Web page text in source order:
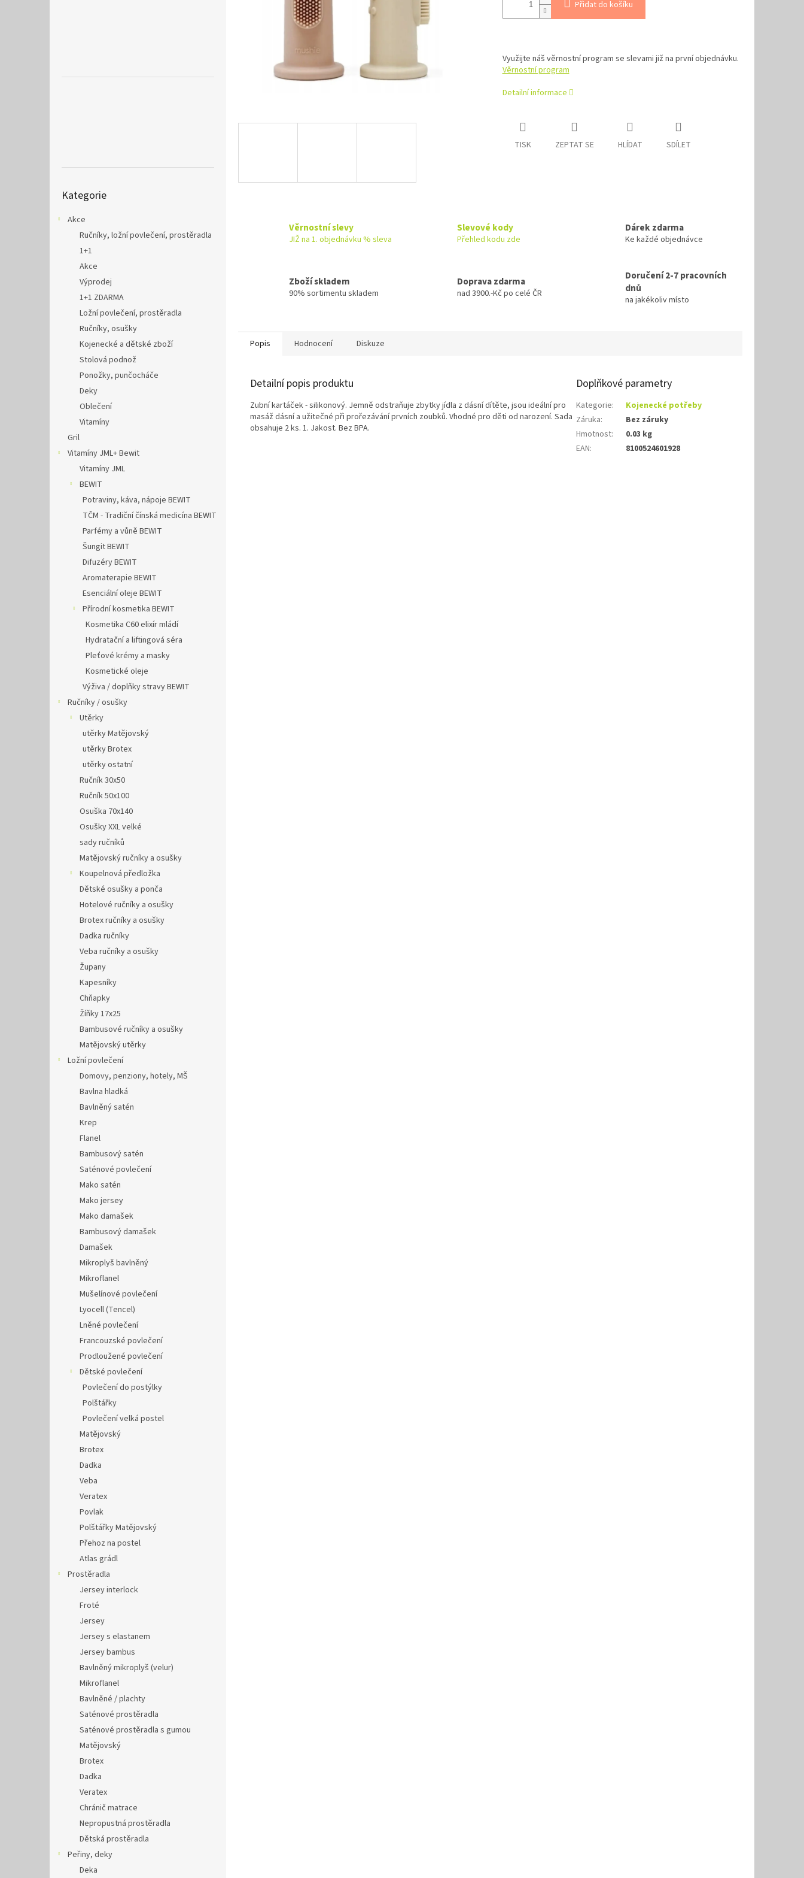
kategorie
Kategorie
Akce
Ručníky, ložní povlečení, prostěradla
1+1
Akce
Výprodej
1+1 ZDARMA
Ložní povlečení, prostěradla
Ručníky, osušky
Kojenecké a dětské zboží
Stolová podnož
Ponožky, punčocháče
Deky
Oblečení
Vitamíny
Gril
Vitamíny JML+ Bewit
Vitamíny JML
BEWIT
Potraviny, káva, nápoje BEWIT
TČM - Tradiční čínská medicína BEWIT
Parfémy a vůně BEWIT
Šungit BEWIT
Difuzéry BEWIT
Aromaterapie BEWIT
Esenciální oleje BEWIT
Přírodní kosmetika BEWIT
Kosmetika C60 elixír mládí
Hydratační a liftingová séra
Pleťové krémy a masky
Kosmetické oleje
Výživa / doplňky stravy BEWIT
Ručníky / osušky
Utěrky
utěrky Matějovský
utěrky Brotex
utěrky ostatní
Ručník 30x50
Ručník 50x100
Osuška 70x140
Osušky XXL velké
sady ručníků
Matějovský ručníky a osušky
Koupelnová předložka
Dětské osušky a ponča
Hotelové ručníky a osušky
Brotex ručníky a osušky
Dadka ručníky
Veba ručníky a osušky
Župany
Kapesníky
Chňapky
Žíňky 17x25
Bambusové ručníky a osušky
Matějovský utěrky
Ložní povlečení
Domovy, penziony, hotely, MŠ
Bavlna hladká
Bavlněný satén
Krep
Flanel
Bambusový satén
Saténové povlečení
Mako satén
Mako jersey
Mako damašek
Bambusový damašek
Damašek
Mikroplyš bavlněný
Mikroflanel
Mušelínové povlečení
Lyocell (Tencel)
Lněné povlečení
Francouzské povlečení
Prodloužené povlečení
Dětské povlečení
Povlečení do postýlky
Polštářky
Povlečení velká postel
Matějovský
Brotex
Dadka
Veba
Veratex
Povlak
Polštářky Matějovský
Přehoz na postel
Atlas grádl
Prostěradla
Jersey interlock
Froté
Jersey
Jersey s elastanem
Jersey bambus
Bavlněný mikroplyš (velur)
Mikroflanel
Bavlněné / plachty
Saténové prostěradla
Saténové prostěradla s gumou
Matějovský
Brotex
Dadka
Veratex
Chránič matrace
Nepropustná prostěradla
Dětská prostěradla
Peřiny, deky
Deka
Přidat do košíku
Využijte náš věrnostní program se slevami již na první objednávku.
Věrnostní program
Detailní informace
TISK ZEPTAT SE HLÍDAT SDÍLET
Věrnostní slevy
JIŽ na 1. objednávku % sleva
Slevové kody
Přehled kodu zde
Dárek zdarma
Ke každé objednávce
Zboží skladem
90% sortimentu skladem
Doprava zdarma
nad 3900.-Kč po celé ČR
Doručení 2-7 pracovních
dnů
na jakékoliv místo
Popis Hodnocení Diskuze
Detailní popis produktu
Zubní kartáček - silikonový. Jemně odstraňuje zbytky jídla z dásní dítěte, jsou ideální pro
masáž dásní a užitečné při prořezávání prvních zoubků. Vhodné pro děti od narození. Sada
obsahuje 2 ks. 1. Jakost. Bez BPA.
Doplňkové parametry
Kategorie:
Kojenecké potřeby
Záruka:
Bez záruky
Hmotnost:
0.03 kg
EAN: 8100524601928